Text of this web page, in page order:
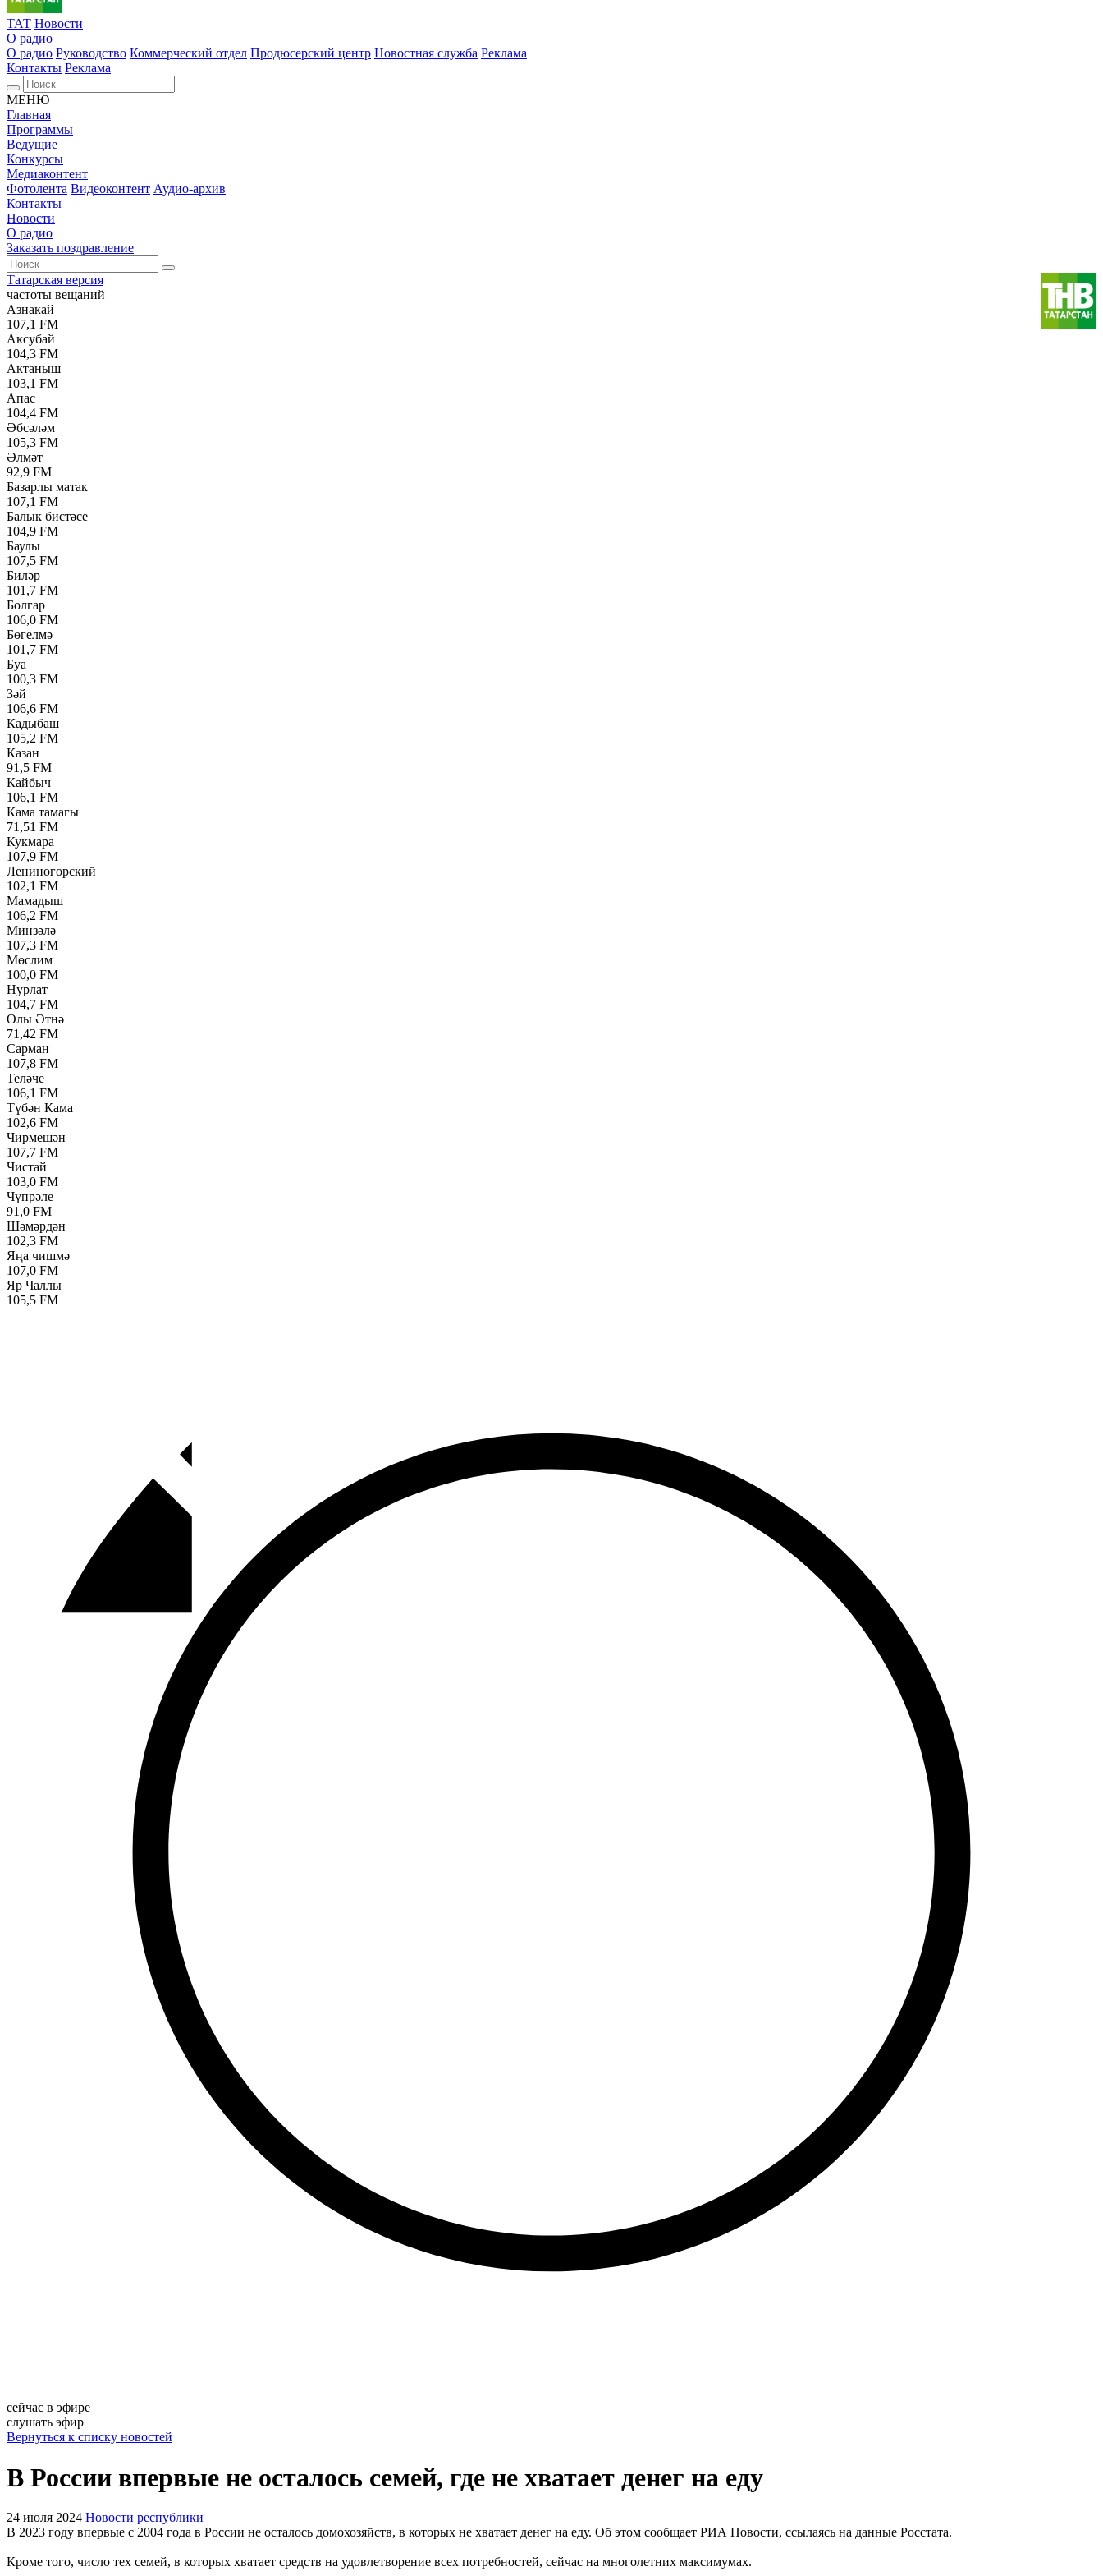
ТАТ Новости
О радио
О радио Руководство Коммерческий отдел Продюсерский центр Новостная служба Реклама
Контакты Реклама
МЕНЮ
Главная
Программы
Ведущие
Конкурсы
Медиаконтент
Фотолента Видеоконтент Аудио-архив
Контакты
Новости
О радио
Заказать поздравление
Татарская версия
частоты вещаний
Азнакай
107,1 FM
Аксубай
104,3 FM
Актаныш
103,1 FM
Апас
104,4 FM
Әбсәләм
105,3 FM
Әлмәт
92,9 FM
Базарлы матак
107,1 FM
Балык бистәсе
104,9 FM
Баулы
107,5 FM
Биләр
101,7 FM
Болгар
106,0 FM
Бөгелмә
101,7 FM
Буа
100,3 FM
Зәй
106,6 FM
Кадыбаш
105,2 FM
Казан
91,5 FM
Кайбыч
106,1 FM
Кама тамагы
71,51 FM
Кукмара
107,9 FM
Лениногорский
102,1 FM
Мамадыш
106,2 FM
Минзәлә
107,3 FM
Мөслим
100,0 FM
Нурлат
104,7 FM
Олы Әтнә
71,42 FM
Сарман
107,8 FM
Теләче
106,1 FM
Түбән Кама
102,6 FM
Чирмешән
107,7 FM
Чистай
103,0 FM
Чүпрәле
91,0 FM
Шәмәрдән
102,3 FM
Яңа чишмә
107,0 FM
Яр Чаллы
105,5 FM
сейчас в эфире
слушать эфир
Вернуться к списку новостей
В России впервые не осталось семей, где не хватает денег на еду
24 июля 2024 Новости республики
В 2023 году впервые с 2004 года в России не осталось домохозяйств, в которых не хватает денег на еду. Об этом сообщает РИА Новости, ссылаясь на данные Росстата.
Кроме того, число тех семей, в которых хватает средств на удовлетворение всех потребностей, сейчас на многолетних максимумах.